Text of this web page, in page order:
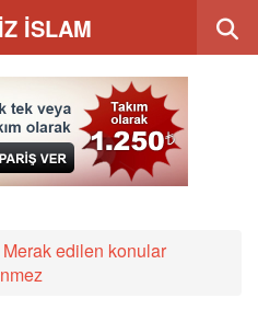
İSLAM
Merak edilen konular